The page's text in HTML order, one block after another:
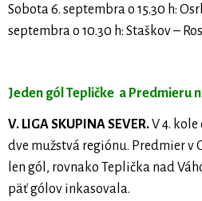
Sobota 6. septembra o 15.30 h:
septembra o 10.30 h: Staškov –
Jeden gól Tepličke a Predmieru
V. LIGA SKUPINA SEVER.V 4.
dve mužstvá regiónu. Predmier v
len gól, rovnako Teplička nad
päť gólov inkasovala.